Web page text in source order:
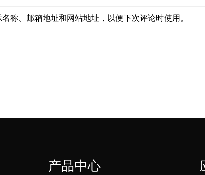
称、邮箱地址和网站地址，以便下次评论时使用。
产品中心